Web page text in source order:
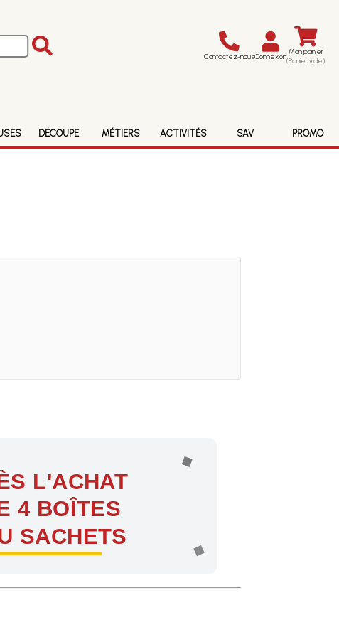
Contactez-nousConnexion Mon panier
(Panier vide)
DÉCOUPE MÉTIERS ACTIVITÉS SAV PROMO
L'ACHAT
4 BOÎTES
SACHETS
!